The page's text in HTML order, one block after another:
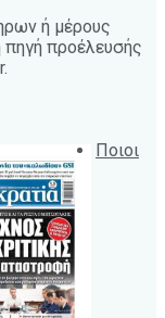
ή μέρους
προέλευσής
Ποιοι